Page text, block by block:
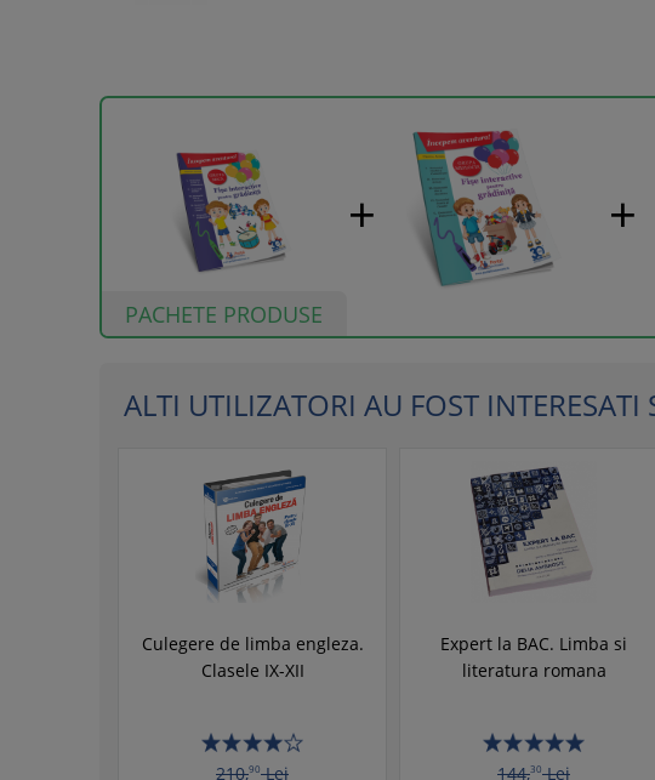
PACHETE PRODUSE
ALTI UTILIZATORI AU FOST INTERESATI
Culegere de limba engleza.
Clasele IX-XII
210,90Lei
Expert la BAC. Limba si
literatura romana
144,30Lei